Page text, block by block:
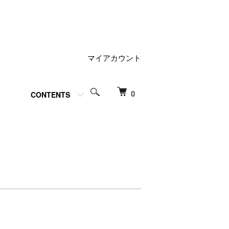
0
CONTENTS
マイアカウント